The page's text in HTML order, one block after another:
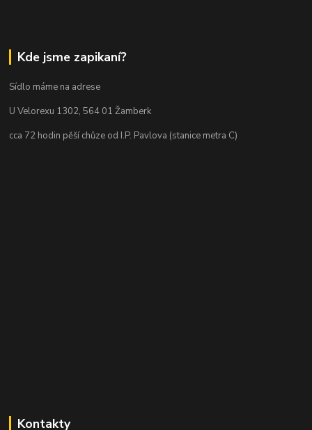
Kde jsme zapikaní?
Sídlo máme na adrese
U Velorexu 1302, 564 01 Žamberk
cca 72 hodin pěší chůze od I.P. Pavlova (stanice metra C)
Kontakty